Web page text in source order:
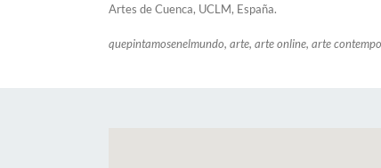
Artes de Cuenca, UCLM, España.
quepintamosenelmundo, arte, arte online, arte